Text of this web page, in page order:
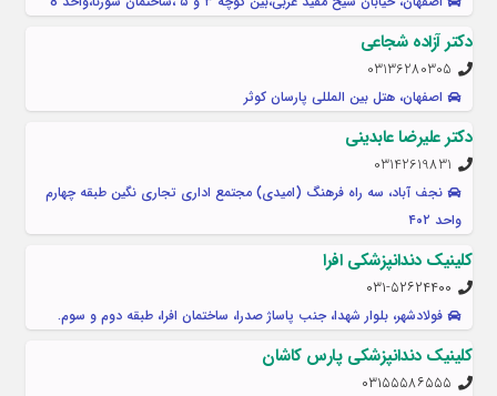
دکتر آزاده شجاعی
03136280305
اصفهان، هتل بین المللی پارسان کوثر
دکتر علیرضا عابدینی
03142619831
نجف آباد، سه راه فرهنگ (امیدی) مجتمع اداری تجاری نگین طبقه چهارم
واحد ۴۰۲
کلینیک دندانپزشکی افرا
۰۳۱-۵۲۶۲۴۴۰۰
فولادشهر، بلوار شهدا، جنب پاساژ صدرا، ساختمان افرا، طبقه دوم و سوم.
کلینیک دندانپزشکی پارس کاشان
۰۳۱۵۵۵۸۶۵۵۵